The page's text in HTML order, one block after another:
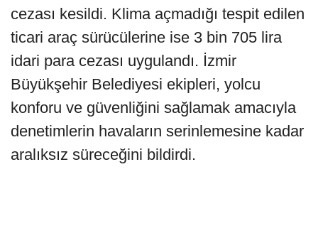
cezası kesildi. Klima açmadığı tespit edilen
ticari araç sürücülerine ise 3 bin 705 lira
idari para cezası uygulandı. İzmir
Büyükşehir Belediyesi ekipleri, yolcu
konforu ve güvenliğini sağlamak amacıyla
denetimlerin havaların serinlemesine kadar
aralıksız süreceğini bildirdi.